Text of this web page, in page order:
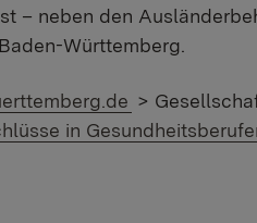
– neben den
Württemberg.
>
in